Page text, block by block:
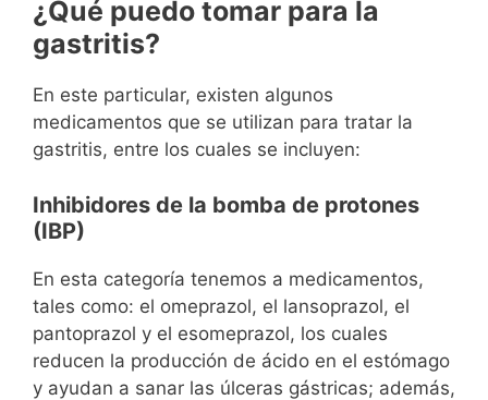
¿Qué puedo tomar para la
gastritis?
En este particular, existen algunos
medicamentos que se utilizan para tratar la
gastritis, entre los cuales se incluyen:
Inhibidores de la bomba de protones
(IBP)
En esta categoría tenemos a medicamentos,
tales como: el omeprazol, el lansoprazol, el
pantoprazol y el esomeprazol, los cuales
reducen la producción de ácido en el estómago
y ayudan a sanar las úlceras gástricas; además,